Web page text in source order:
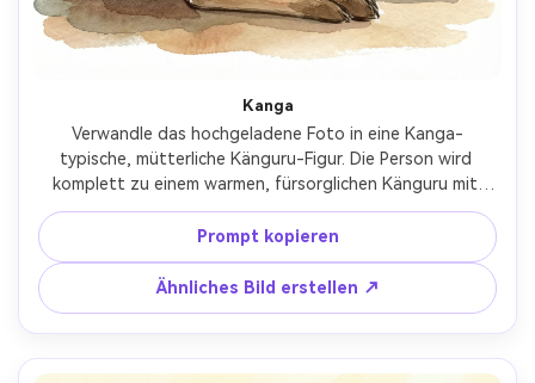
Kanga
Verwandle das hochgeladene Foto in eine Kanga-
typische, mütterliche Känguru-Figur. Die Person wird
komplett zu einem warmen, fürsorglichen Känguru mit
sanften Augen und einer behutsamen, beschützenden
Haltung. Verwende klassischen Kinderanimations- und
Aquarell-Bilderbuchstil. Warme Erdtöne, weiche Schatten,
familienfreundliche, tröstliche Atmosphäre. Die Figur
sollte beschützend, liebevoll und ruhig wirken. Einfacher
Bilderbuch-Hintergrund mit gemütlicher Stimmung. Kein
Realismus, keine menschlichen Gesichtszüge, kein
Prompt kopieren
Ähnliches Bild erstellen ↗